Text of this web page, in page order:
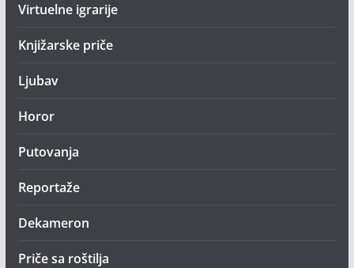
Virtuelne igrarije
Knjižarske priče
Ljubav
Horor
Putovanja
Reportaže
Dekameron
Priče sa roštilja